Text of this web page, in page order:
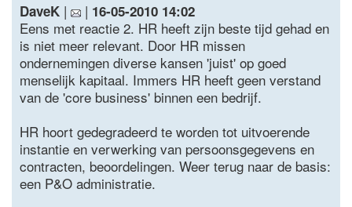
DaveK | | 16-05-2010 14:02
Eens met reactie 2. HR heeft zijn beste tijd gehad en
is niet meer relevant. Door HR missen
ondernemingen diverse kansen 'juist' op goed
menselijk kapitaal. Immers HR heeft geen verstand
van de 'core business' binnen een bedrijf.
HR hoort gedegradeerd te worden tot uitvoerende
instantie en verwerking van persoonsgegevens en
contracten, beoordelingen. Weer terug naar de basis:
een P&O administratie.